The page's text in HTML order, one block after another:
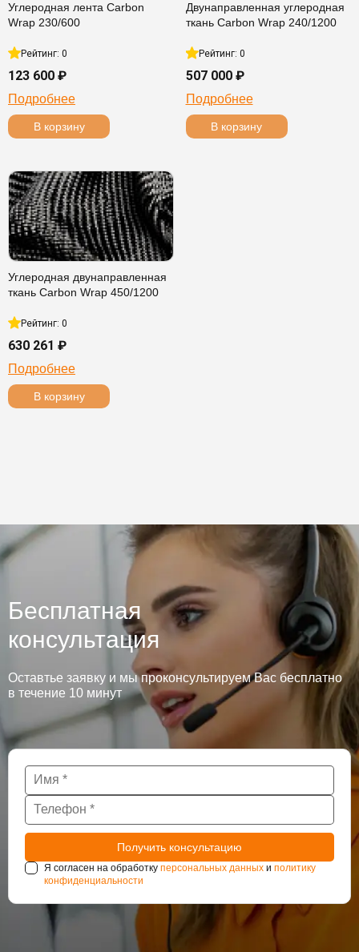
Углеродная лента Carbon
Wrap 230/600
Рейтинг: 0
123 600 ₽
Подробнее
В корзину
Двунаправленная углеродная
ткань Carbon Wrap 240/1200
Рейтинг: 0
507 000 ₽
Подробнее
В корзину
Углеродная двунаправленная
ткань Carbon Wrap 450/1200
Рейтинг: 0
630 261 ₽
Подробнее
В корзину
Бесплатная
консультация
Оставтье заявку и мы проконсультируем Вас бесплатно
в течение 10 минут
Я согласен на обработку персональных данных и политику
конфиденциальности